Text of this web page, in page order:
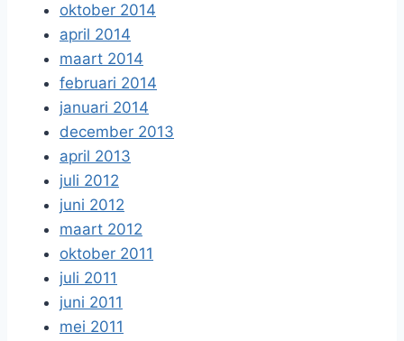
oktober 2014
april 2014
maart 2014
februari 2014
januari 2014
december 2013
april 2013
juli 2012
juni 2012
maart 2012
oktober 2011
juli 2011
juni 2011
mei 2011